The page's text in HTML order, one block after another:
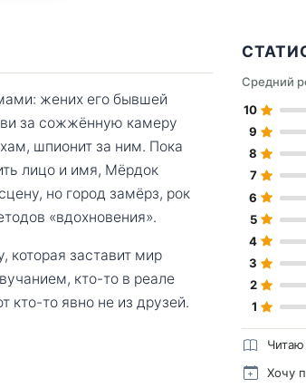
жених его бывшей
за сожжённую камеру
шпионит за ним. Пока
лицо и имя, Мёрдок
но город замёрз, рок
«вдохновения».
которая заставит мир
кто-то в реале
кто-то явно не из друзей.
Средний
10
9
8
7
6
5
4
3
2
1
Читаю
Хочу